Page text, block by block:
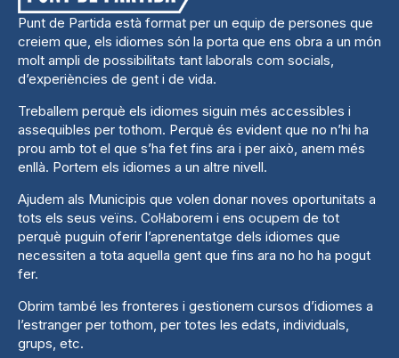
Punt de Partida està format per un equip de persones que
creiem que, els idiomes són la porta que ens obra a un món
molt ampli de possibilitats tant laborals com socials,
d’experiències de gent i de vida.
Treballem perquè els idiomes siguin més accessibles i
assequibles per tothom. Perquè és evident que no n’hi ha
prou amb tot el que s’ha fet fins ara i per això, anem més
enllà. Portem els idiomes a un altre nivell.
Ajudem als Municipis que volen donar noves oportunitats a
tots els seus veïns. Col·laborem i ens ocupem de tot
perquè puguin oferir l’aprenentatge dels idiomes que
necessiten a tota aquella gent que fins ara no ho ha pogut
fer.
Obrim també les fronteres i gestionem cursos d’idiomes a
l’estranger per tothom, per totes les edats, individuals,
grups, etc.